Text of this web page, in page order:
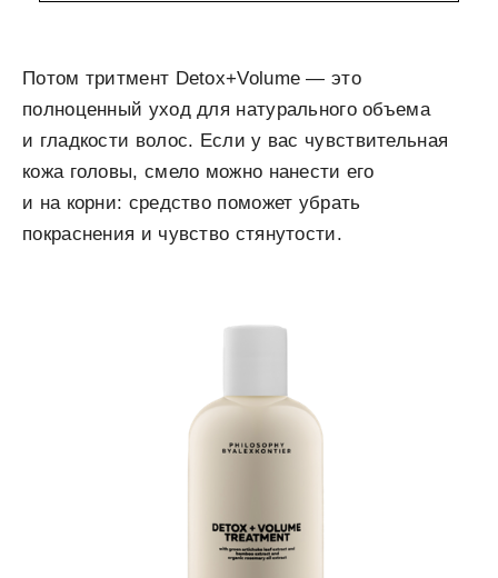
Потом тритмент Detox+Volume — это
полноценный уход для натурального объема
и гладкости волос. Если у вас чувствительная
кожа головы, смело можно нанести его
и на корни: средство поможет убрать
покраснения и чувство стянутости.